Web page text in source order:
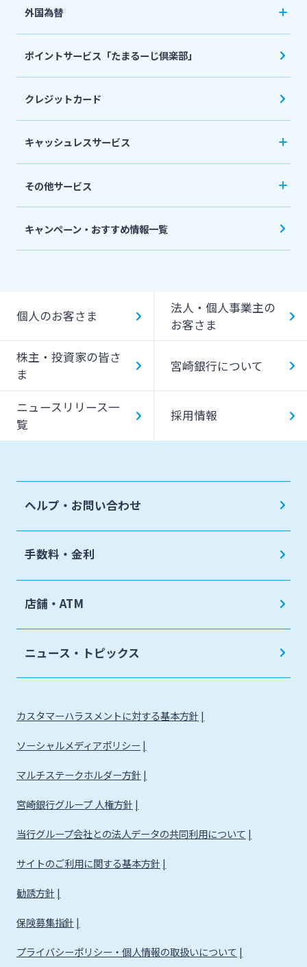
フリーローン
マイカーローン
ローンシミュレーション
ネット医療保険
死亡保険（生命保険）
生命保険
国民年金基金
個人型確定拠出年金（iDeCo）
相続関連サービス
外国為替
外貨両替・円建小切手取立
外貨預金
ポイントサービス「たまるーじ倶楽部」
クレジットカード
キャッシュレスサービス
みやぎんPay
デビットカード
その他サービス
ペイジー口座振替受付サービス
キャンペーン・おすすめ情報一覧
個人のお客さま
法人・個人事業主の
お客さま
株主・投資家の皆さ
ま
宮崎銀行について
ニュースリリース一
覧
採用情報
ヘルプ・お問い合わせ
手数料・金利
店舗・ATM
ニュース・トピックス
カスタマーハラスメントに対する基本方針
ソーシャルメディアポリシー
マルチステークホルダー方針
宮崎銀行グループ 人権方針
当行グループ会社との法人データの共同利用について
サイトのご利用に関する基本方針
勧誘方針
保険募集指針
プライバシーポリシー・個人情報の取扱いについて